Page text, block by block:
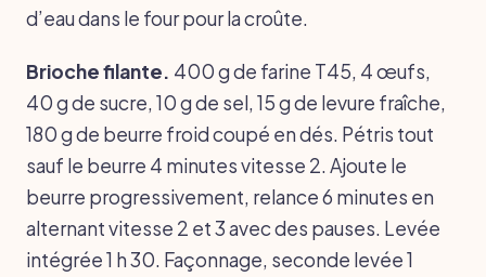
d’eau dans le four pour la croûte.
Brioche filante. 400 g de farine T45, 4 œufs,
40 g de sucre, 10 g de sel, 15 g de levure fraîche,
180 g de beurre froid coupé en dés. Pétris tout
sauf le beurre 4 minutes vitesse 2. Ajoute le
beurre progressivement, relance 6 minutes en
alternant vitesse 2 et 3 avec des pauses. Levée
intégrée 1 h 30. Façonnage, seconde levée 1